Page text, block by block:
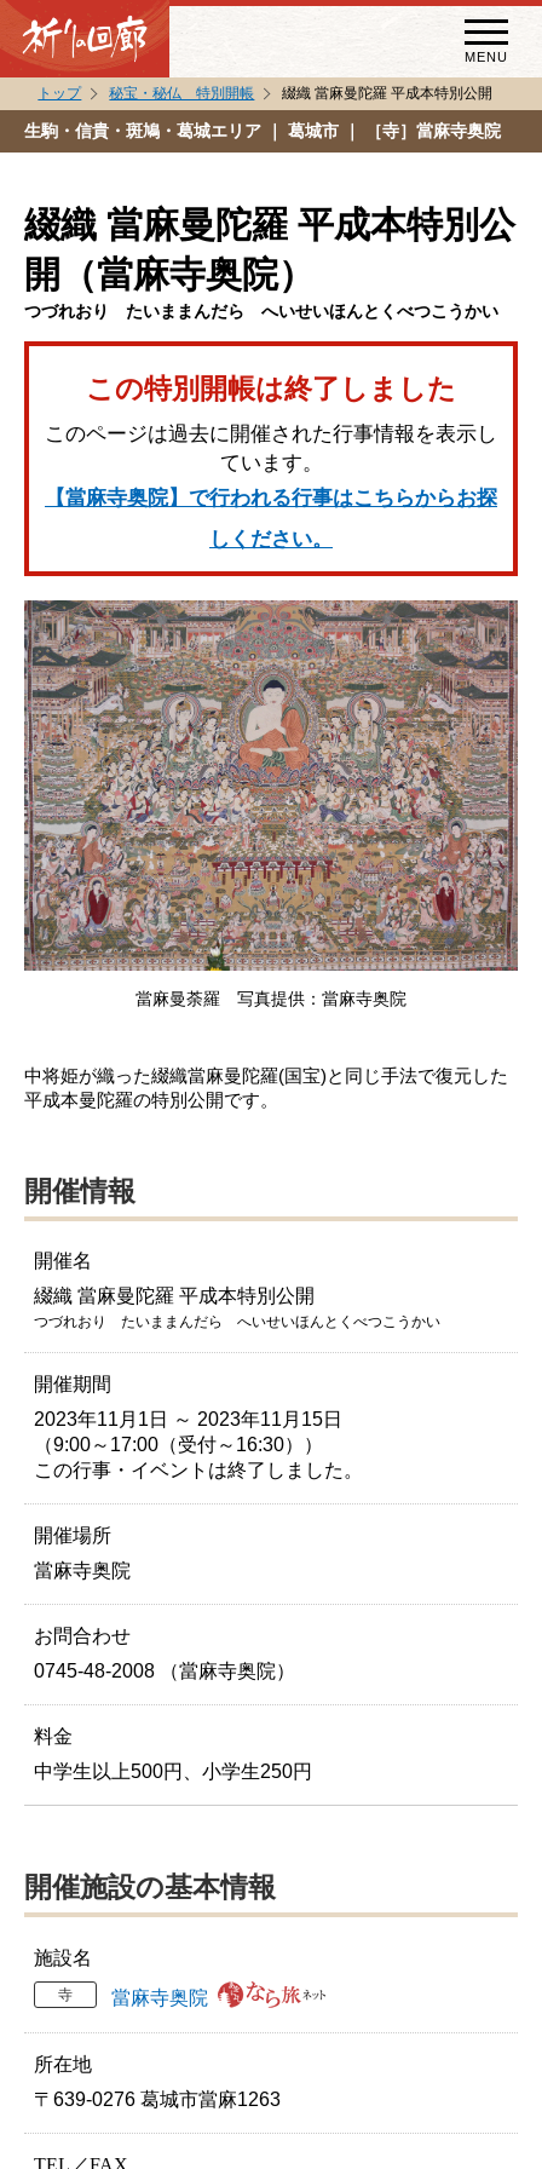
MENU
秘宝・秘仏特別開帳
祈りの回廊コラム
トップ 秘宝・秘仏 特別開帳 綴織 當麻曼陀羅 平成本特別公開
生駒・信貴・斑鳩・葛城エリア ｜ 葛城市 ｜ ［寺］當麻寺奥院
綴織 當麻曼陀羅 平成本特別公
開（當麻寺奥院）
つづれおり たいままんだら へいせいほんとくべつこうかい
この特別開帳は終了しました
このページは過去に開催された行事情報を表示し
ています。
【當麻寺奥院】で行われる行事はこちらからお探
しください。
當麻曼荼羅 写真提供：當麻寺奥院
中将姫が織った綴織當麻曼陀羅(国宝)と同じ手法で復元した
平成本曼陀羅の特別公開です。
開催情報
開催名
綴織 當麻曼陀羅 平成本特別公開
つづれおり たいままんだら へいせいほんとくべつこうかい
開催期間
2023年11月1日 ～ 2023年11月15日
（9:00～17:00（受付～16:30））
この行事・イベントは終了しました。
開催場所
當麻寺奥院
お問合わせ
0745-48-2008 （當麻寺奥院）
料金
中学生以上500円、小学生250円
開催施設の基本情報
施設名
寺 當麻寺奥院
所在地
〒639-0276 葛城市當麻1263
TEL／FAX